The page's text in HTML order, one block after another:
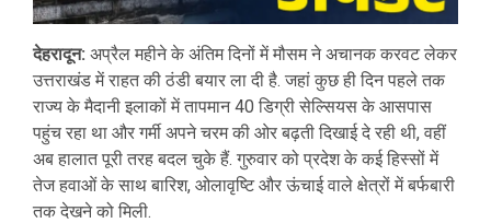
देहरादून: अप्रैल महीने के अंतिम दिनों में मौसम ने अचानक करवट लेकर
उत्तराखंड में राहत की ठंडी बयार ला दी है. जहां कुछ ही दिन पहले तक
राज्य के मैदानी इलाकों में तापमान 40 डिग्री सेल्सियस के आसपास
पहुंच रहा था और गर्मी अपने चरम की ओर बढ़ती दिखाई दे रही थी, वहीं
अब हालात पूरी तरह बदल चुके हैं. गुरुवार को प्रदेश के कई हिस्सों में
तेज हवाओं के साथ बारिश, ओलावृष्टि और ऊंचाई वाले क्षेत्रों में बर्फबारी
तक देखने को मिली.